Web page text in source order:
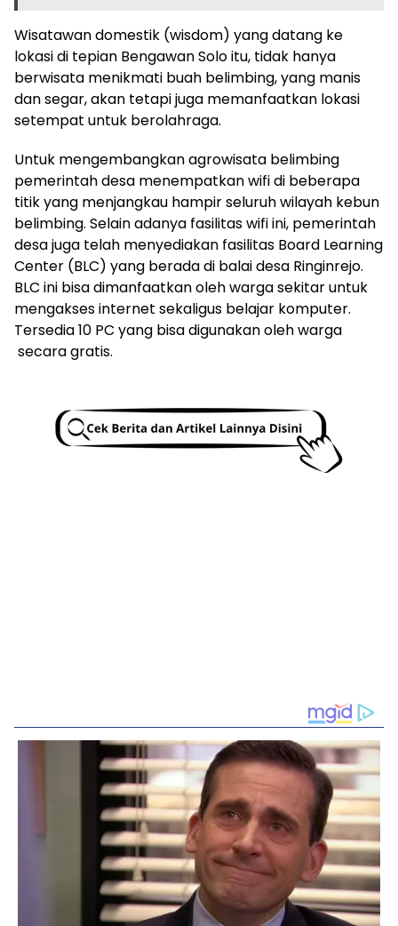
Wisatawan domestik (wisdom) yang datang ke
lokasi di tepian Bengawan Solo itu, tidak hanya
berwisata menikmati buah belimbing, yang manis
dan segar, akan tetapi juga memanfaatkan lokasi
setempat untuk berolahraga.
Untuk mengembangkan agrowisata belimbing
pemerintah desa menempatkan wifi di beberapa
titik yang menjangkau hampir seluruh wilayah kebun
belimbing. Selain adanya fasilitas wifi ini, pemerintah
desa juga telah menyediakan fasilitas Board Learning
Center (BLC) yang berada di balai desa Ringinrejo.
BLC ini bisa dimanfaatkan oleh warga sekitar untuk
mengakses internet sekaligus belajar komputer.
Tersedia 10 PC yang bisa digunakan oleh warga
secara gratis.